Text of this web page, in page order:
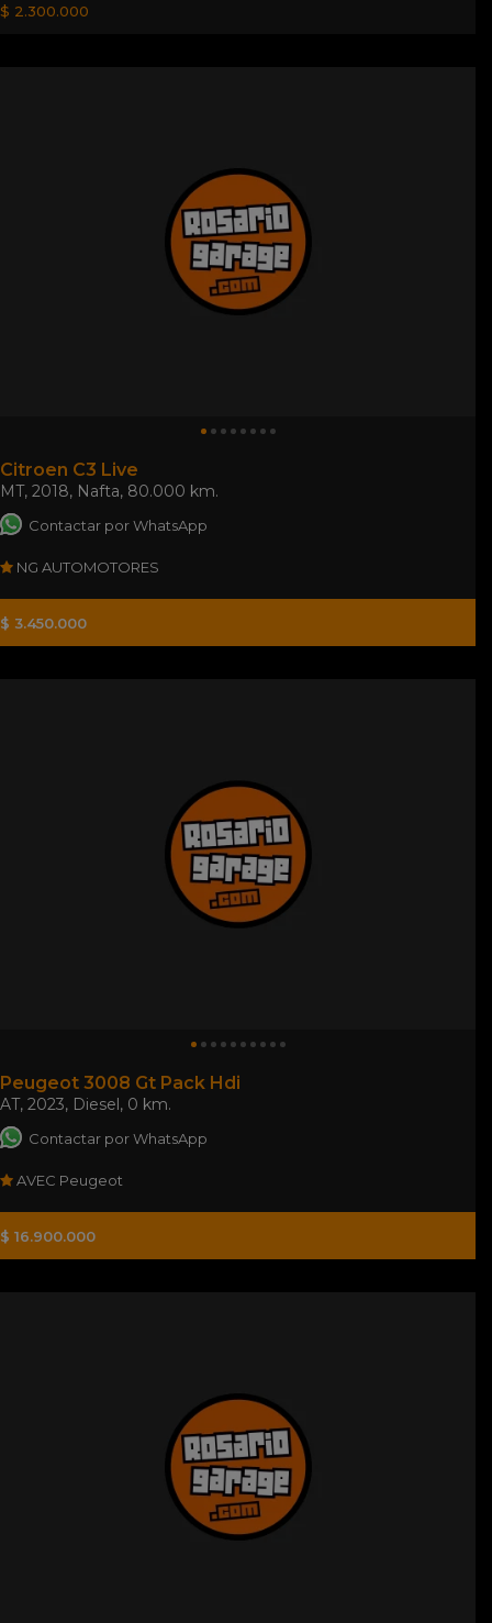
$ 2.300.000
Citroen C3 Live
MT, 2018, Nafta, 80.000 km.
Contactar por WhatsApp
NG AUTOMOTORES
$ 3.450.000
Peugeot 3008 Gt Pack Hdi
AT, 2023, Diesel, 0 km.
Contactar por WhatsApp
AVEC Peugeot
$ 16.900.000